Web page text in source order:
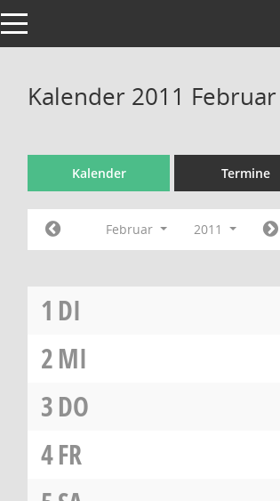
Toggle navigation
Kalender 2011 Februar
Kalender Termine
Februar 2011
1 DI
2MI
3DO
4FR